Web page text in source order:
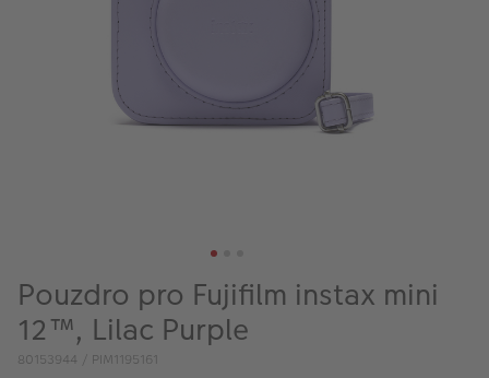
PŘÍSLUŠENSTVÍ
Fotoprodukty
Pouzdro pro Fujifilm instax mini
12™, Lilac Purple
80153944 / PIM1195161